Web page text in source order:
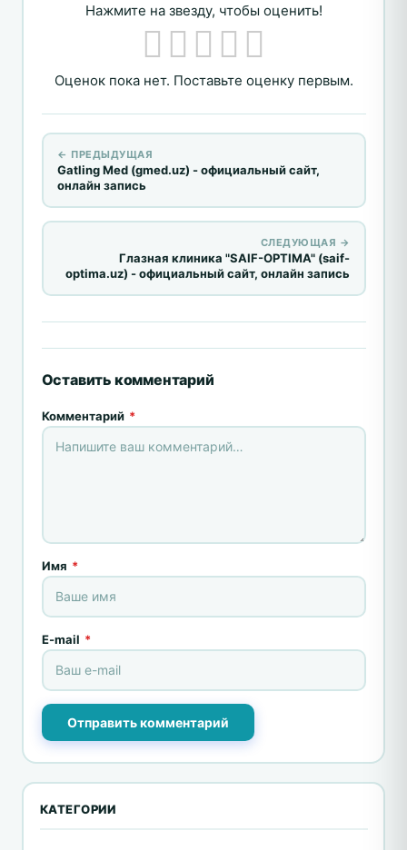
Нажмите на звезду, чтобы оценить!
Оценок пока нет. Поставьте оценку первым.
← ПРЕДЫДУЩАЯ
Gatling Med (gmed.uz) - официальный сайт,
онлайн запись
СЛЕДУЮЩАЯ →
Глазная клиника "SAIF-OPTIMA" (saif-
optima.uz) - официальный сайт, онлайн запись
Оставить комментарий
Комментарий *
Имя *
E-mail *
Отправить комментарий
КАТЕГОРИИ